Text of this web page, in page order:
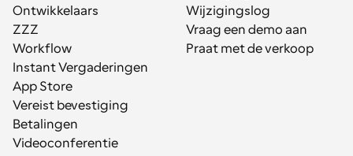
Ontwikkelaars
ZZZ
Workflow
Instant Vergaderingen
App Store
Vereist bevestiging
Betalingen
Videoconferentie
Wijzigingslog
Vraag een demo aan
Praat met de verkoop